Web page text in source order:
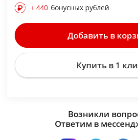
+ 440 бонусных рублей
Добавить в
Купить в 1
Возникли
Ответим в